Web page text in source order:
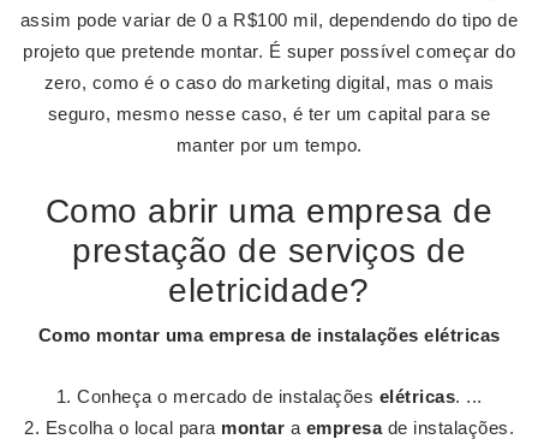
assim pode variar de 0 a R$100 mil, dependendo do tipo de
projeto que pretende montar. É super possível começar do
zero, como é o caso do marketing digital, mas o mais
seguro, mesmo nesse caso, é ter um capital para se
manter por um tempo.
Como abrir uma empresa de
prestação de serviços de
eletricidade?
Como montar uma empresade instalações elétricas
Conheça o mercado de instalações elétricas. ...
Escolha o local para montar a empresade instalações.